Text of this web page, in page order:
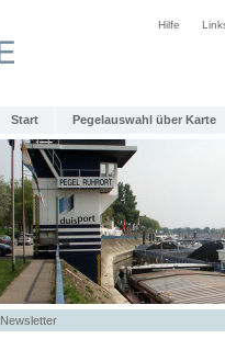
Hilfe
Start Pegelauswahl über Karte
Newsletter